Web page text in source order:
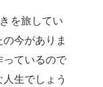
を旅してい
今がありま
ているので
生でしょう